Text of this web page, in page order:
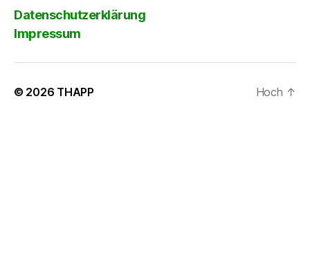
Datenschutzerklärung
Impressum
© 2026 THAPP Hoch ↑